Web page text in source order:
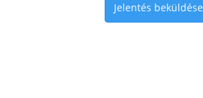
Jelentés beküldése